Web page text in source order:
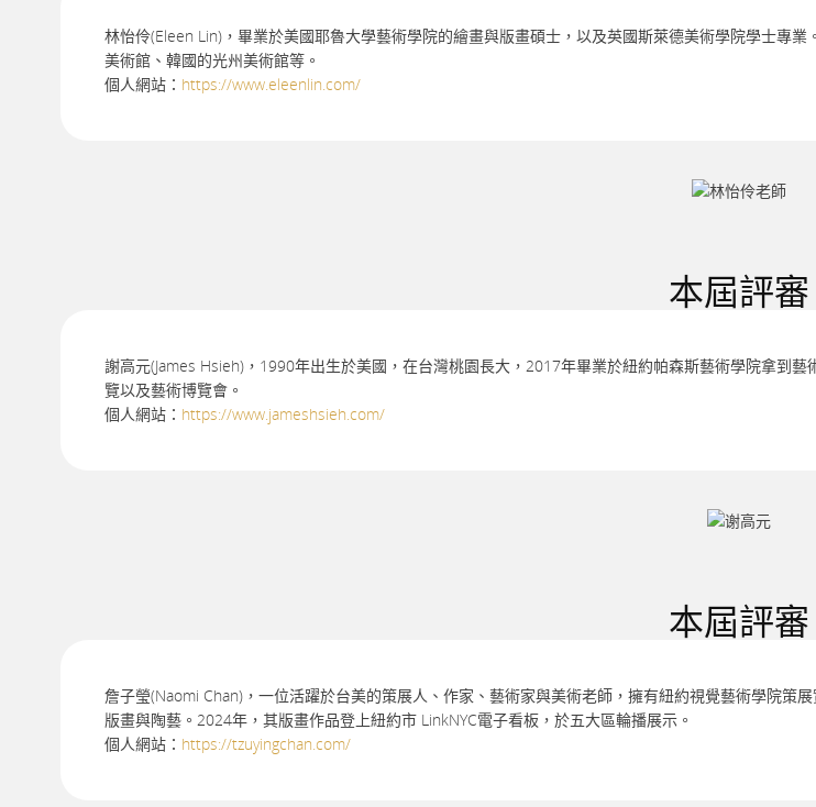
林怡伶(Eleen Lin)，畢業於美國耶魯大學藝術學院的繪畫與版畫碩士，以及英國斯萊德美術學院學士專
美術館、韓國的光州美術館等。
個人網站： https://www.eleenlin.com/
本屆評審
謝高元(James Hsieh)，1990年出生於美國，在台灣桃園長大，2017年畢業於紐約帕森斯藝術學院拿到
覽以及藝術博覽會。
個人網站： https://www.jameshsieh.com/
本屆評審
詹子瑩(Naomi Chan)，一位活躍於台美的策展人、作家、藝術家與美術老師，擁有紐約視覺藝術學院策
版畫與陶藝。2024年，其版畫作品登上紐約市 LinkNYC電子看板，於五大區輪播展示。
個人網站： https://tzuyingchan.com/